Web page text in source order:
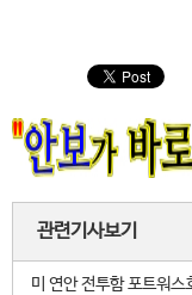
관련기사보기
미 연안 전투함 포트워